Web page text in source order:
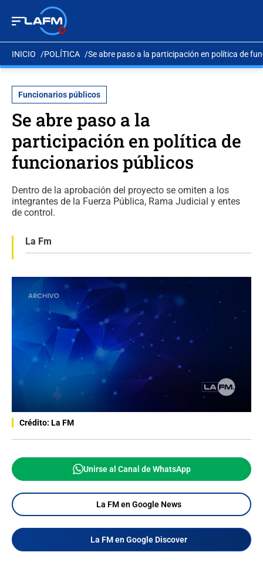
INICIO POLÍTICA Se abre paso a la participación en política de
Funcionarios públicos
Se abre paso a la
participación en política de
funcionarios públicos
Dentro de la aprobación del proyecto se omiten a los
integrantes de la Fuerza Pública, Rama Judicial y entes
de control.
La Fm
Crédito: La FM
Unirse al Canal de WhatsApp
La FM en Google News
La FM en Google Discover